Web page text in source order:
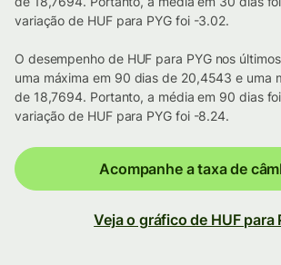
variação de HUF para PYG foi -3.02.
O desempenho de HUF para PYG nos
uma máxima em 90 dias de 20,4543 e uma
de 18,7694. Portanto, a média em 90 dias
variação de HUF para PYG foi -8.24.
Acompanhe a taxa de
Veja o gráfico de HUF para